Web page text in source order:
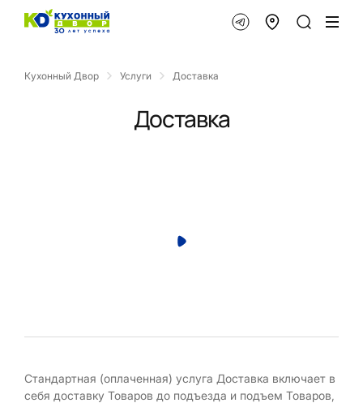
Кухонный Двор Услуги Доставка
Доставка
Стандартная (оплаченная) услуга Доставка включает в
себя доставку Товаров до подъезда и подъем Товаров,